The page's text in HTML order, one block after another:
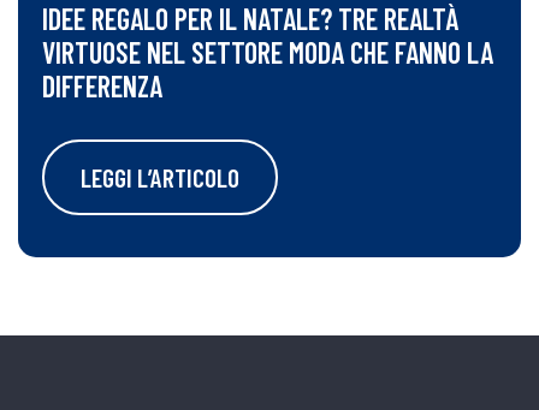
IDEE REGALO PER IL NATALE? TRE REALTÀ
VIRTUOSE NEL SETTORE MODA CHE FANNO LA
DIFFERENZA
LEGGI L’ARTICOLO